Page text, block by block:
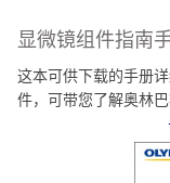
显微镜组件指南
这本可供下载的手册
件，可带您了解奥林